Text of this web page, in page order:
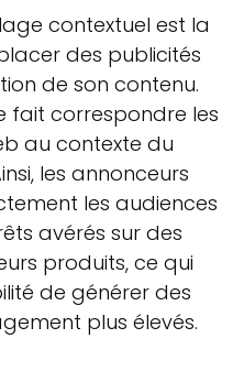
contextuel est la
des publicités
de son contenu.
fait correspondre les
au contexte du
les annonceurs
les audiences
avérés sur des
produits, ce qui
de générer des
plus élevés.